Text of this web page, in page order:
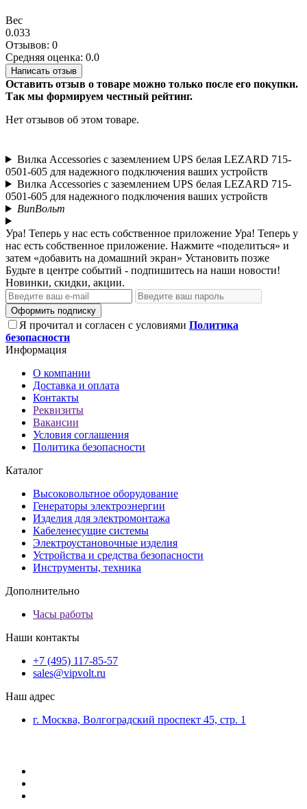
Вес
0.033
Отзывов: 0
Средняя оценка: 0.0
Написать отзыв
Оставить отзыв о товаре можно только после его покупки.
Так мы формируем честный рейтинг.
Нет отзывов об этом товаре.
Вилка Accessories с заземлением UPS белая LEZARD 715-
0501-605 для надежного подключения ваших устройств
Вилка Accessories с заземлением UPS белая LEZARD 715-
0501-605 для надежного подключения ваших устройств
ВипВольт
Ура! Теперь у нас есть собственное приложение Ура! Теперь у
нас есть собственное приложение. Нажмите «поделиться» и
затем «добавить на домашний экран» Установить позже
Будьте в центре событий - подпишитесь на наши новости!
Новинки, скидки, акции.
Оформить подписку
Я прочитал и согласен с условиями Политика
безопасности
Информация
О компании
Доставка и оплата
Контакты
Реквизиты
Вакансии
Условия соглашения
Политика безопасности
Каталог
Высоковольтное оборудование
Генераторы электроэнергии
Изделия для электромонтажа
Кабеленесущие системы
Электроустановочные изделия
Устройства и средства безопасности
Инструменты, техника
Дополнительно
Часы работы
Наши контакты
+7 (495) 117-85-57
sales@vipvolt.ru
Наш адрес
г. Москва, Волгоградский проспект 45, стр. 1